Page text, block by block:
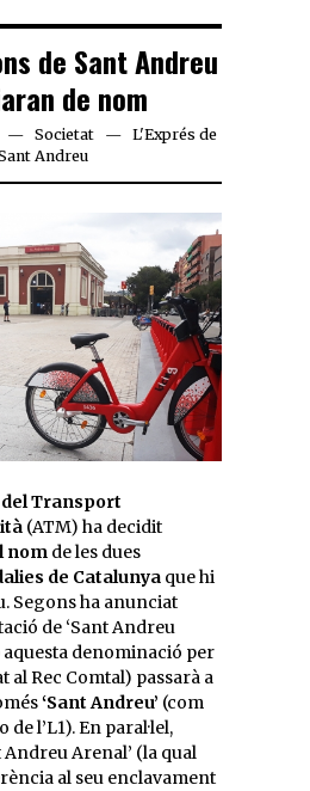
de Sant Andreu
de nom
Societat
L'Exprés de
Andreu
Transport
(ATM) ha decidit
nom de les dues
de Catalunya que hi
Segons ha anunciat
de ‘Sant Andreu
aquesta denominació per
al Rec Comtal) passarà a
‘Sant Andreu’ (com
de l’L1). En paral·lel,
Andreu Arenal’ (la qual
al seu enclavament